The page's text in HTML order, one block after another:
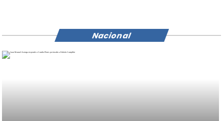
Nacional